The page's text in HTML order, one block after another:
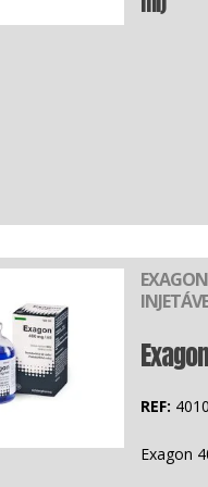
Exagon
REF:
Exagon